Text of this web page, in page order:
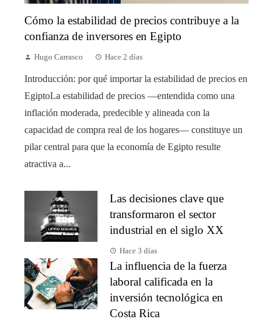
Cómo la estabilidad de precios contribuye a la
confianza de inversores en Egipto
Hugo Carrasco Hace 2 días
Introducción: por qué importar la estabilidad de precios en
EgiptoLa estabilidad de precios —entendida como una
inflación moderada, predecible y alineada con la
capacidad de compra real de los hogares— constituye un
pilar central para que la economía de Egipto resulte
atractiva a...
Las decisiones clave que
transformaron el sector
industrial en el siglo XX
Hace 3 días
La influencia de la fuerza
laboral calificada en la
inversión tecnológica en
Costa Rica